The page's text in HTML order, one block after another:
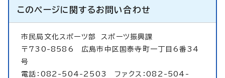
このページに関するお問い合わせ
市民局文化スポーツ部 スポーツ振興課
〒730-8586 広島市中区国泰寺町一丁目6番34
号
電話：082-504-2503 ファクス：082-504-